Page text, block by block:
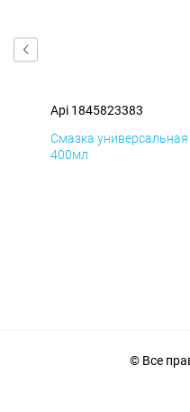
Api 1845823383
Смазка
400мл
© Все